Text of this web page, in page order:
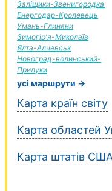
Заліщики-Звенигородка
Енергодар-Кролевець
Умань-Глиняни
Зимогір'я-Миколаїв
Ялта-Алчевськ
Новоград-волинський-
Прилуки
усі маршрути →
Карта країн світу
Карта областей
Карта штатів